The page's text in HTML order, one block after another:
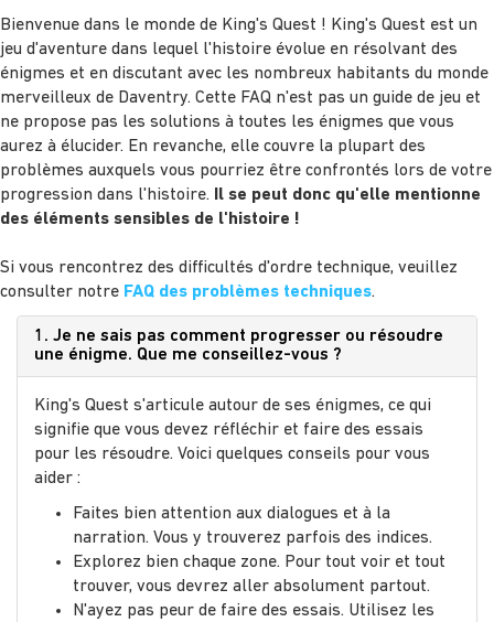
Bienvenue dans le monde de King's Quest ! King's Quest est un
jeu d'aventure dans lequel l'histoire évolue en résolvant des
énigmes et en discutant avec les nombreux habitants du monde
merveilleux de Daventry. Cette FAQ n'est pas un guide de jeu et
ne propose pas les solutions à toutes les énigmes que vous
aurez à élucider. En revanche, elle couvre la plupart des
problèmes auxquels vous pourriez être confrontés lors de votre
progression dans l'histoire. Il se peut donc qu'elle mentionne
des éléments sensibles de l'histoire !
Si vous rencontrez des difficultés d'ordre technique, veuillez
consulter notre FAQ des problèmes techniques.
1. Je ne sais pas comment progresser ou résoudre
une énigme. Que me conseillez-vous ?
King's Quest s'articule autour de ses énigmes, ce qui
signifie que vous devez réfléchir et faire des essais
pour les résoudre. Voici quelques conseils pour vous
aider :
Faites bien attention aux dialogues et à la
narration. Vous y trouverez parfois des indices.
Explorez bien chaque zone. Pour tout voir et tout
trouver, vous devrez aller absolument partout.
N'ayez pas peur de faire des essais. Utilisez les